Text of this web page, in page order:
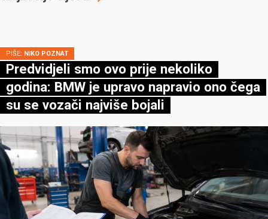
PIŠE: NIKO POZNAT
Predvidjeli smo ovo prije nekoliko
godina: BMW je upravo napravio ono čega
su se vozači najviše bojali